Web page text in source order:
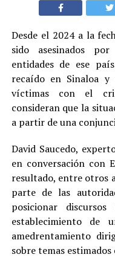
Desde el 2024 a la
sido asesinados
entidades de ese
recaído en Sinaloa
víctimas con el
consideran que la
a partir de una
David Saucedo,
en conversación con
resultado, entre otros
parte de las
posicionar
establecimiento
amedrentamiento
sobre temas